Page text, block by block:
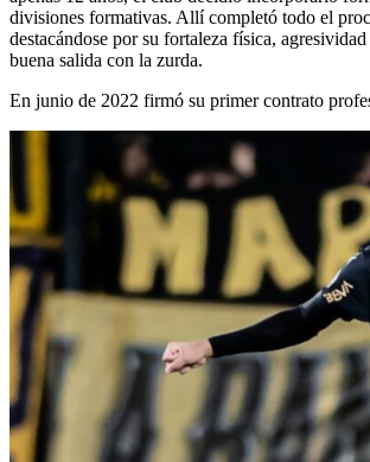
divisiones formativas. Allí completó todo el
destacándose por su fortaleza física,
buena salida con la zurda.
En junio de 2022 firmó su primer contrato